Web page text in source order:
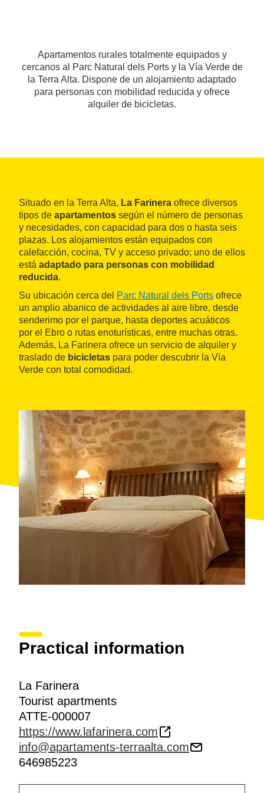
Apartamentos rurales totalmente equipados y
cercanos al Parc Natural dels Ports y la Vía Verde de
la Terra Alta. Dispone de un alojamiento adaptado
para personas con mobilidad reducida y ofrece
alquiler de bicicletas.
Situado en la Terra Alta, La Farinera ofrece diversos
tipos de apartamentos según el número de personas
y necesidades, con capacidad para dos o hasta seis
plazas. Los alojamientos están equipados con
calefacción, cocina, TV y acceso privado; uno de ellos
está adaptado para personas con mobilidad
reducida.
Su ubicación cerca del Parc Natural dels Ports ofrece
un amplio abanico de actividades al aire libre, desde
senderimo por el parque, hasta deportes acuáticos
por el Ebro o rutas enoturísticas, entre muchas otras.
Además, La Farinera ofrece un servicio de alquiler y
traslado de bicicletas para poder descubrir la Vía
Verde con total comodidad.
Practical information
La Farinera
Tourist apartments
ATTE-000007
https://www.lafarinera.com
info@apartaments-terraalta.com
646985223